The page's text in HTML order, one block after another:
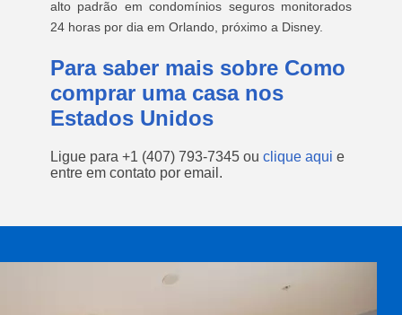
alto padrão em condomínios seguros monitorados
24 horas por dia em Orlando, próximo a Disney.
Para saber mais sobre Como
comprar uma casa nos
Estados Unidos
Ligue para +1 (407) 793-7345 ou clique aqui e
entre em contato por email.